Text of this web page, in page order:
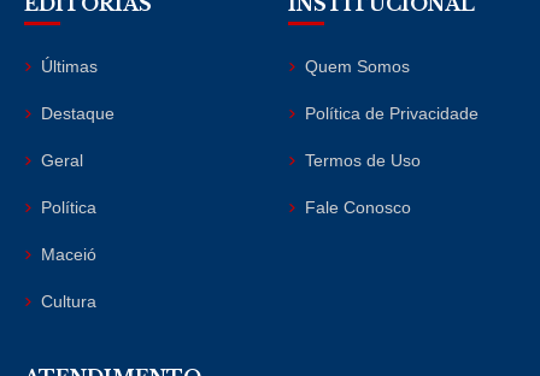
Últimas
Destaque
Geral
Política
Maceió
Cultura
Quem Somos
Política de Privacidade
Termos de Uso
Fale Conosco